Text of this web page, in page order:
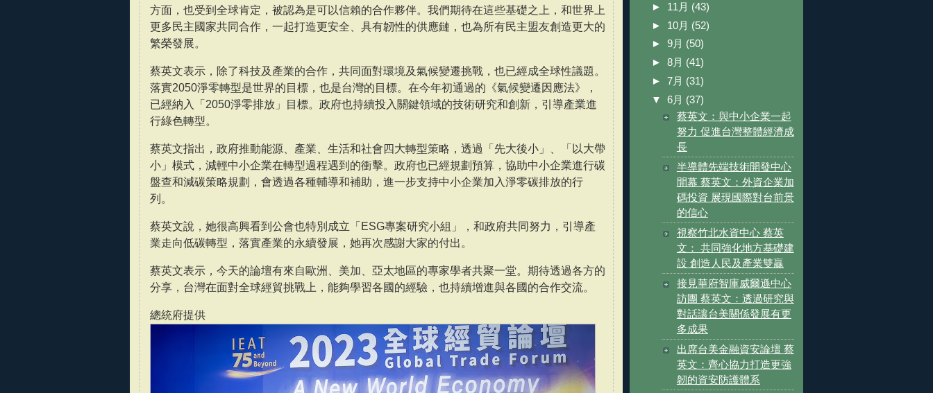
方面，也受到全球肯定，被認為是可以信賴的合作夥伴。我們期待在這些基礎之上，和世界上
更多民主國家共同合作，一起打造更安全、具有韌性的供應鏈，也為所有民主盟友創造更大的
繁榮發展。
蔡英文表示，除了科技及產業的合作，共同面對環境及氣候變遷挑戰，也已經成全球性議題。
落實2050淨零轉型是世界的目標，也是台灣的目標。在今年初通過的《氣候變遷因應法》，
已經納入「2050淨零排放」目標。政府也持續投入關鍵領域的技術研究和創新，引導產業進
行綠色轉型。
蔡英文指出，政府推動能源、產業、生活和社會四大轉型策略，透過「先大後小」、「以大帶
小」模式，減輕中小企業在轉型過程遇到的衝擊。政府也已經規劃預算，協助中小企業進行碳
盤查和減碳策略規劃，會透過各種輔導和補助，進一步支持中小企業加入淨零碳排放的行
列。
蔡英文說，她很高興看到公會也特別成立「ESG專案研究小組」，和政府共同努力，引導產
業走向低碳轉型，落實產業的永續發展，她再次感謝大家的付出。
蔡英文表示，今天的論壇有來自歐洲、美加、亞太地區的專家學者共聚一堂。期待透過各方的
分享，台灣在面對全球經貿挑戰上，能夠學習各國的經驗，也持續增進與各國的合作交流。
總統府提供
► 11月 (43)
► 10月 (52)
► 9月 (50)
► 8月 (41)
► 7月 (31)
▼ 6月 (37)
蔡英文：與中小企業一起
努力 促進台灣整體經濟成
長
半導體先端技術開發中心
開幕 蔡英文：外資企業加
碼投資 展現國際對台前景
的信心
視察竹北水資中心 蔡英
文： 共同強化地方基礎建
設 創造人民及產業雙贏
接見華府智庫威爾遜中心
訪團 蔡英文：透過研究與
對話讓台美關係發展有更
多成果
出席台美金融資安論壇 蔡
英文：齊心協力打造更強
韌的資安防護體系